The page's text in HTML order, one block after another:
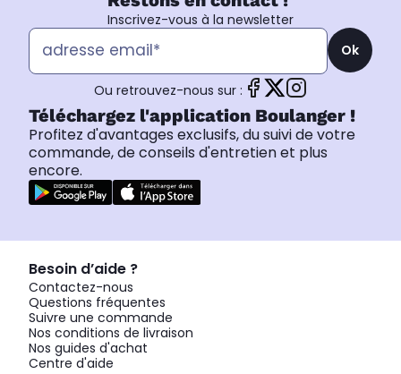
Inscrivez-vous à la newsletter
Ok
Ou retrouvez-nous sur :
Téléchargez l'application Boulanger !
Profitez d'avantages exclusifs, du suivi de votre
commande, de conseils d'entretien et plus
encore.
Besoin d’aide ?
Contactez-nous
Questions fréquentes
Suivre une commande
Nos conditions de livraison
Nos guides d'achat
Centre d'aide